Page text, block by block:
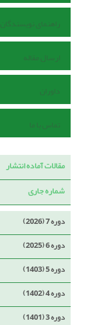
راهنمای نویسندگان
ارسال مقاله
داوران
تماس با ما
مقالات آماده انتشار
شماره جاری
دوره 7 (2026)
دوره 6 (2025)
دوره 5 (1403)
دوره 4 (1402)
دوره 3 (1401)